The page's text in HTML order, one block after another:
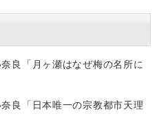
良「月ヶ瀬はなぜ梅の名所に
良「日本唯一の宗教都市天理